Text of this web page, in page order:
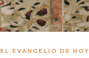
EL EVANGELIO DE HOY